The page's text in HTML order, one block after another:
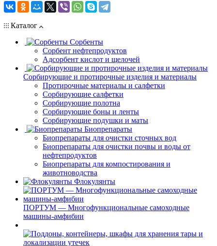
Каталог
Сорбенты
Сорбент нефтепродуктов
Адсорбент кислот и щелочей
Сорбирующие и протирочные изделия и материалы
Протирочные материалы и салфетки
Сорбирующие салфетки
Сорбирующие полотна
Сорбирующие боны и ленты
Сорбирующие подушки и маты
Биопрепараты
Биопрепараты для очистки сточных вод
Биопрепараты для очистки почвы и воды от
нефтепродуктов
Биопрепараты для компостирования и
животноводства
Флокулянты
ПОРТУМ — Многофункциональные самоходные
машины-амфибии